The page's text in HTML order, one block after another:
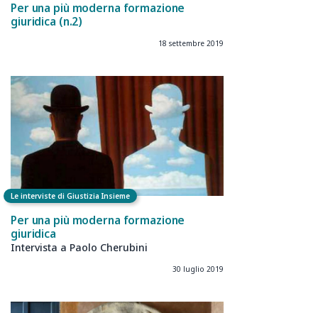
Per una più moderna formazione
giuridica (n.2)
18 settembre 2019
Le interviste di Giustizia Insieme
Per una più moderna formazione
giuridica
Intervista a Paolo Cherubini
30 luglio 2019